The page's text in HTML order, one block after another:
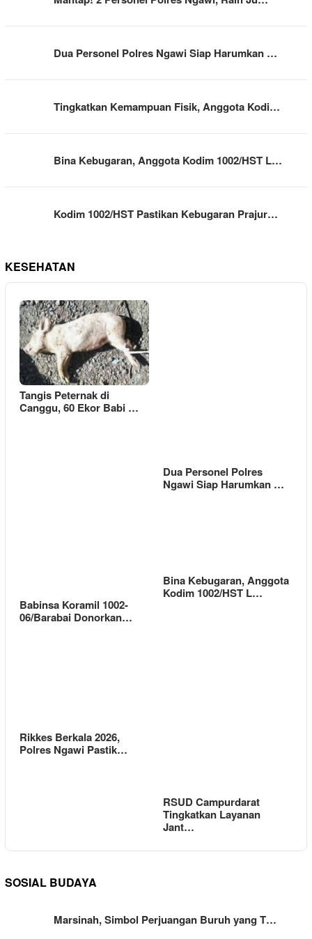
Dua Personel Polres Ngawi Siap Harumkan …
Tingkatkan Kemampuan Fisik, Anggota Kodi…
Bina Kebugaran, Anggota Kodim 1002/HST L…
Kodim 1002/HST Pastikan Kebugaran Prajur…
KESEHATAN
Tangis Peternak di
Canggu, 60 Ekor Babi …
Dua Personel Polres
Ngawi Siap Harumkan …
Babinsa Koramil 1002-
06/Barabai Donorkan…
Bina Kebugaran, Anggota
Kodim 1002/HST L…
Rikkes Berkala 2026,
Polres Ngawi Pastik…
RSUD Campurdarat
Tingkatkan Layanan
Jant…
SOSIAL BUDAYA
Marsinah, Simbol Perjuangan Buruh yang T…